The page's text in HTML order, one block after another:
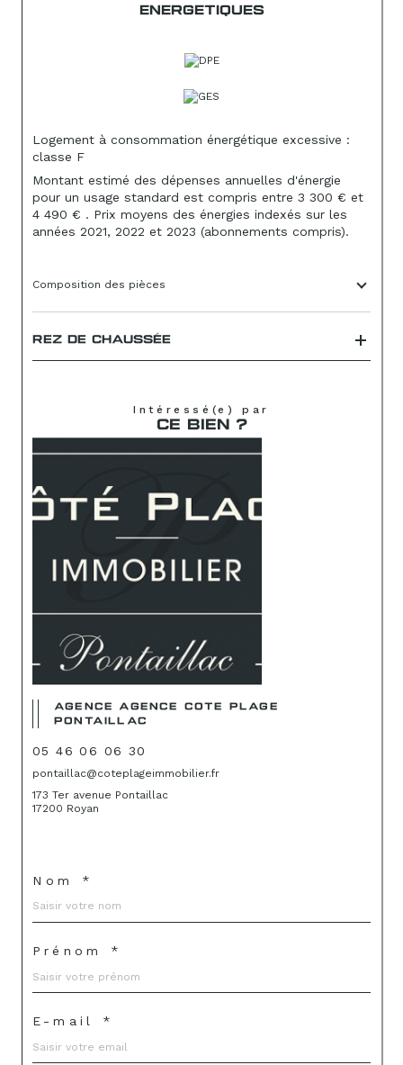
ENERGETIQUES
Logement à consommation énergétique excessive :
classe F
Montant estimé des dépenses annuelles d'énergie
pour un usage standard est compris entre 3 300 € et
4 490 € . Prix moyens des énergies indexés sur les
années 2021, 2022 et 2023 (abonnements compris).
Composition des pièces
REZ DE CHAUSSÉE
Intéressé(e) par
CE BIEN ?
AGENCE AGENCE COTE PLAGE
PONTAILLAC
05 46 06 06 30
pontaillac@coteplageimmobilier.fr
173 Ter avenue Pontaillac
17200 Royan
Nom *
Prénom *
E-mail *